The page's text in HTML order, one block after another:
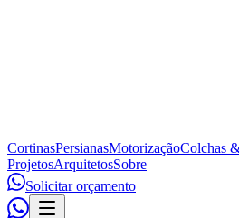
CortinasPersianasMotorizaçãoColchas
ProjetosArquitetosSobre
Solicitar orçamento